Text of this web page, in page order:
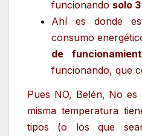
funcionando solo
Ahí es donde
consumo
de
funcionando, que
Pues NO, Belén, No
misma temperatura
tipos (o los que